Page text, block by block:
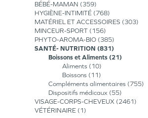
BÉBÉ-MAMAN
359
HYGIÈNE-INTIMITÉ 768
MATÉRIEL ET ACCESSOIRES
303
MINCEUR-SPORT
156
PHYTO-AROMA-BIO 385
SANTÉ- NUTRITION 831
Boissons et Aliments 21
Aliments
10
Boissons
11
Compléments alimentaires
755
Dispositifs médicaux
55
VISAGE-CORPS-CHEVEUX 2461
VÉTÉRINAIRE
1